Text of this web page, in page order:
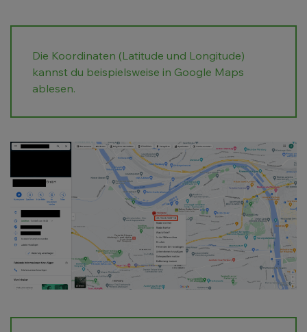
Die Koordinaten (Latitude und Longitude)
kannst du beispielsweise in Google Maps
ablesen.